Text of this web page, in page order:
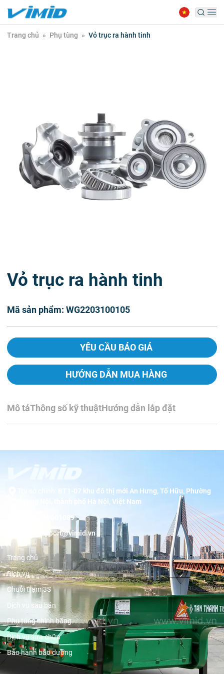
Trang chủ » Phụ tùng » Vỏ trục ra hành tinh
Vỏ trục ra hành tinh
Mã sản phẩm: WG2203100105
YÊU CẦU BÁO GIÁ
HƯỚNG DẪN MUA HÀNG
Mô tảThông số kỹ thuậtHướng dẫn lắp đặt
BT1-07 khu đô thị mới An Hưng, Tố Hữu, Phường
Dương Nội, thành phố Hà Nội, Việt Nam
19001089
support@vimid.vn
Trang chủ
Dịch vụ
Chuỗi trạm 3S
Dịch vụ sau bán
Phụ tùng chính hãng
Dịch vụ sửa chữa
Bảo hành bảo dưỡng